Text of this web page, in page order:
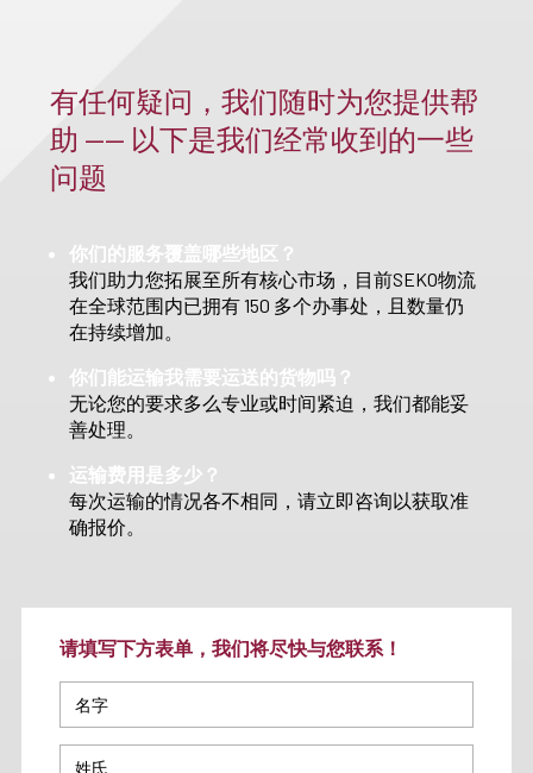
有任何疑问，我们随时为您提供帮
助 —— 以下是我们经常收到的一些
问题
你们的服务覆盖哪些地区？
我们助力您拓展至所有核心市场，目前SEKO物流
在全球范围内已拥有 150 多个办事处，且数量仍
在持续增加。
你们能运输我需要运送的货物吗？
无论您的要求多么专业或时间紧迫，我们都能妥
善处理。
运输费用是多少？
每次运输的情况各不相同，请立即咨询以获取准
确报价。
请填写下方表单，我们将尽快与您联系！